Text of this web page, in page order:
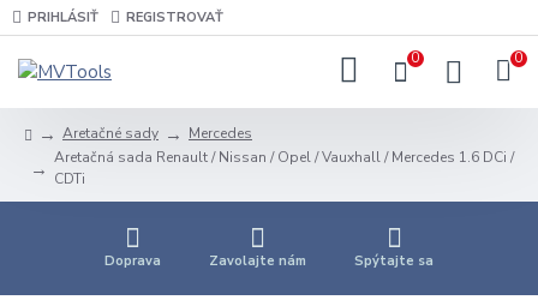
PRIHLÁSIŤ REGISTROVAŤ
0 0
Aretačné sady
Mercedes
Aretačná sada Renault / Nissan / Opel / Vauxhall / Mercedes 1.6 DCi /
CDTi
Doprava Zavolajte nám Spýtajte sa